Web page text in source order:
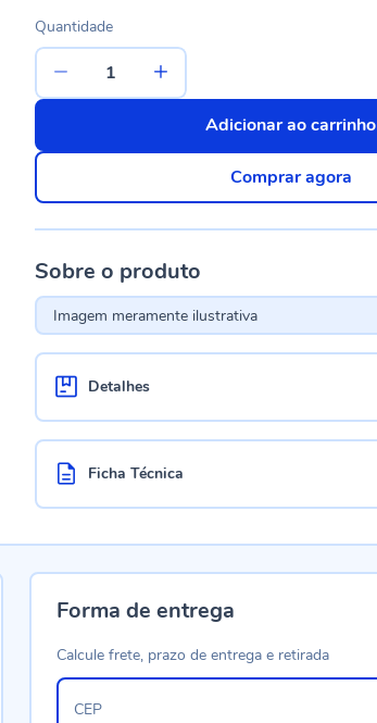
Quantidade
Adicionar ao carrinho
Comprar agora
Sobre o produto
Imagem meramente ilustrativa
Detalhes
Ficha Técnica
Forma de entrega
Calcule frete, prazo de entrega e retirada
CEP